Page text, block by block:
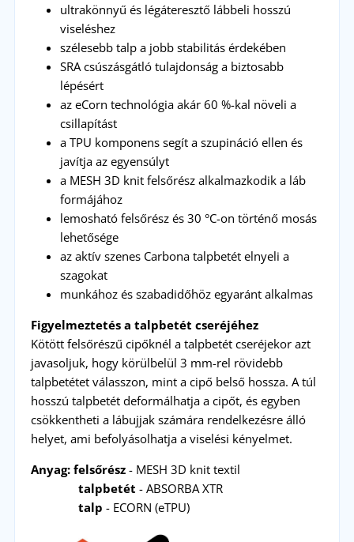
ultrakönnyű és légáteresztő lábbeli hosszú
viseléshez
szélesebb talp a jobb stabilitás érdekében
SRA csúszásgátló tulajdonság a biztosabb
lépésért
az eCorn technológia akár 60 %-kal növeli a
csillapítást
a TPU komponens segít a szupináció ellen és
javítja az egyensúlyt
a MESH 3D knit felsőrész alkalmazkodik a láb
formájához
lemosható felsőrész és 30 °C-on történő mosás
lehetősége
az aktív szenes Carbona talpbetét elnyeli a
szagokat
munkához és szabadidőhöz egyaránt alkalmas
Figyelmeztetés a talpbetét cseréjéhez
Kötött felsőrészű cipőknél a talpbetét cseréjekor azt
javasoljuk, hogy körülbelül 3 mm-rel rövidebb
talpbetétet válasszon, mint a cipő belső hossza. A túl
hosszú talpbetét deformálhatja a cipőt, és egyben
csökkentheti a lábujjak számára rendelkezésre álló
helyet, ami befolyásolhatja a viselési kényelmet.
Anyag: felsőrész- MESH 3D knit textil
talpbetét - ABSORBA XTR
talp - ECORN (eTPU)